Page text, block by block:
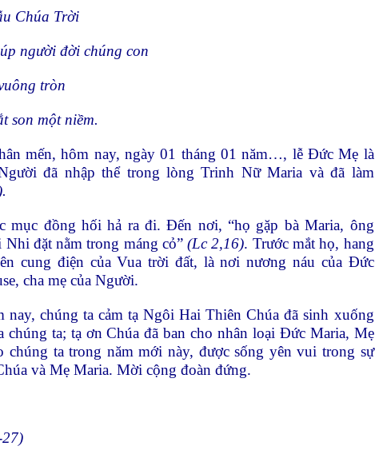
Chúa Trời
người đời chúng con
tròn
son một niềm.
mến, hôm nay, ngày 01 tháng 01 năm…, lễ Đức Mẹ là
đã nhập thể trong lòng Trinh Nữ Maria và đã làm
mục đồng hối hả ra đi. Đến nơi, “họ gặp bà Maria, ông
Nhi đặt nằm trong máng cỏ”(Lc 2,16). Trước mắt họ, hang
cung điện của Vua trời đất, là nơi nương náu của Đức
cha mẹ của Người.
nay, chúng ta cảm tạ Ngôi Hai Thiên Chúa đã sinh xuống
chúng ta; tạ ơn Chúa đã ban cho nhân loại Đức Maria, Mẹ
chúng ta trong năm mới này, được sống yên vui trong sự
và Mẹ Maria. Mời cộng đoàn đứng.